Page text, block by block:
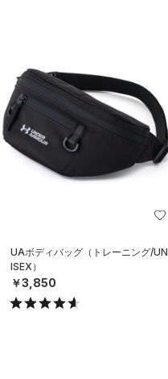
UAボディバッグ（トレーニング/UN
ISEX）
￥3,850